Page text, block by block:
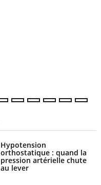
Hypotension
orthostatique : quand la
pression artérielle chute
au lever